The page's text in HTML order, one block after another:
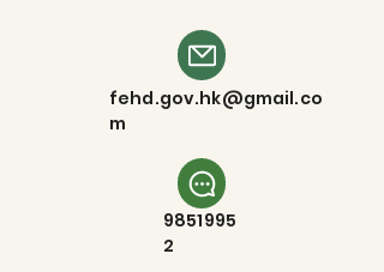
fehd.gov.hk@gmail.co
m
9851995
2